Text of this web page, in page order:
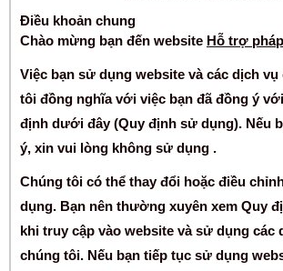
Điều khoản chung
Chào mừng bạn đến website Hỗ trợ
Việc bạn sử dụng website và các dịch vụ
tôi đồng nghĩa với việc bạn đã đồng ý
định dưới đây (Quy định sử dụng). Nếu
ý, xin vui lòng không sử dụng .
Chúng tôi có thể thay đổi hoặc điều
dụng. Bạn nên thường xuyên xem Quy
khi truy cập vào website và sử dụng các
chúng tôi. Nếu bạn tiếp tục sử dụng